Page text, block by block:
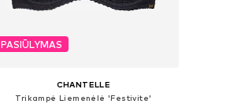
PASIŪLYMAS
CHANTELLE
Trikampė Liemenėlė 'Festivite'